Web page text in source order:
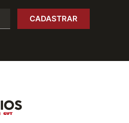
CADASTRAR